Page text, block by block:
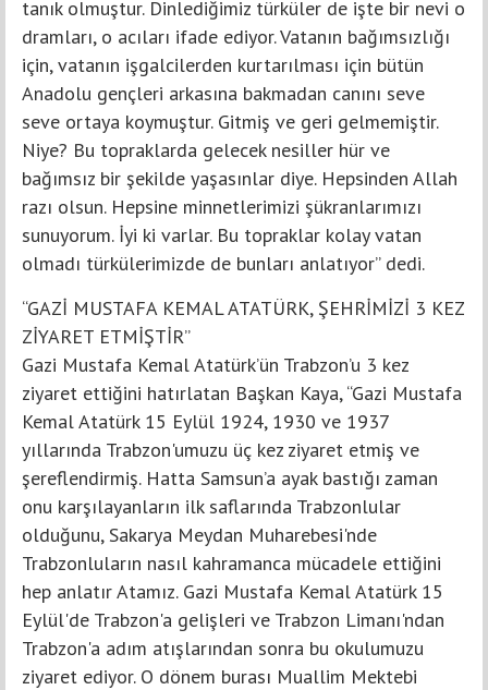
tanık olmuştur. Dinlediğimiz türküler de işte bir nevi o
dramları, o acıları ifade ediyor. Vatanın bağımsızlığı
için, vatanın işgalcilerden kurtarılması için bütün
Anadolu gençleri arkasına bakmadan canını seve
seve ortaya koymuştur. Gitmiş ve geri gelmemiştir.
Niye? Bu topraklarda gelecek nesiller hür ve
bağımsız bir şekilde yaşasınlar diye. Hepsinden Allah
razı olsun. Hepsine minnetlerimizi şükranlarımızı
sunuyorum. İyi ki varlar. Bu topraklar kolay vatan
olmadı türkülerimizde de bunları anlatıyor” dedi.
“GAZİ MUSTAFA KEMAL ATATÜRK, ŞEHRİMİZİ 3 KEZ
ZİYARET ETMİŞTİR”
Gazi Mustafa Kemal Atatürk’ün Trabzon’u 3 kez
ziyaret ettiğini hatırlatan Başkan Kaya, “Gazi Mustafa
Kemal Atatürk 15 Eylül 1924, 1930 ve 1937
yıllarında Trabzon'umuzu üç kez ziyaret etmiş ve
şereflendirmiş. Hatta Samsun’a ayak bastığı zaman
onu karşılayanların ilk saflarında Trabzonlular
olduğunu, Sakarya Meydan Muharebesi'nde
Trabzonluların nasıl kahramanca mücadele ettiğini
hep anlatır Atamız. Gazi Mustafa Kemal Atatürk 15
Eylül'de Trabzon'a gelişleri ve Trabzon Limanı'ndan
Trabzon'a adım atışlarından sonra bu okulumuzu
ziyaret ediyor. O dönem burası Muallim Mektebi